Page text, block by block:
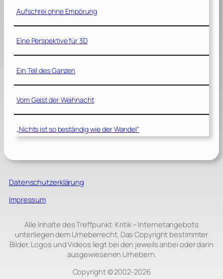
Aufschrei ohne Empörung
Eine Perspektive für 3D
Ein Teil des Ganzen
Vom Geist der Weihnacht
„Nichts ist so beständig wie der Wandel“
Datenschutzerklärung
Impressum
Alle Inhalte des Treffpunkt: Kritik – Internetangebots
unterliegen dem Urheberrecht. Das Copyright bestimmter
Bilder, Logos und Videos liegt bei den jeweils anbei oder darin
ausgewiesenen Urhebern.
Copyright © 2002‑2026